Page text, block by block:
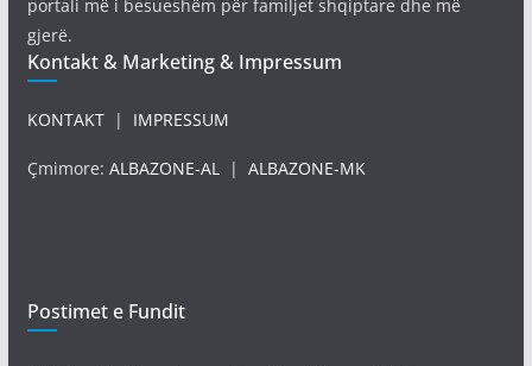
portali më i besueshëm për familjet shqiptare dhe më
gjerë.
Kontakt & Marketing & Impressum
KONTAKT| IMPRESSUM
Çmimore: ALBAZONE-AL| ALBAZONE-MK
Postimet e Fundit